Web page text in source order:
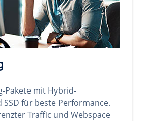
Pakete mit Hybrid-
SSD für beste Performance.
Traffic und Webspace